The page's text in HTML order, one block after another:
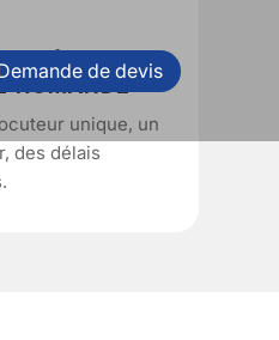
de devis
EN
ROMANDE
unique, un
des délais